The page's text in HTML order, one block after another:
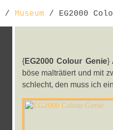
/ Museum / EG2000
{EG2000 Colour Genie}
böse malträtiert und mit
schlecht, den muss ich